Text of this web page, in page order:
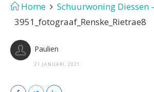
Home
Schuurwoning Diessen
3951_fotograaf_Renske_Rietrae8
Paulien
21 JANUARI, 2021